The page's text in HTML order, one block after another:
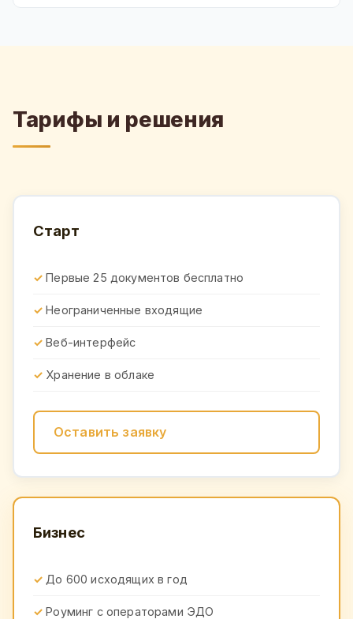
Тарифы и решения
Старт
Первые 25 документов бесплатно
Неограниченные входящие
Веб-интерфейс
Хранение в облаке
Оставить заявку
Бизнес
До 600 исходящих в год
Роуминг с операторами ЭДО